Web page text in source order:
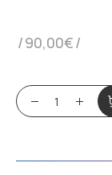
90,00€
Arrière